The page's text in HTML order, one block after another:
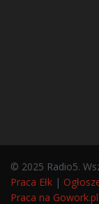
© 2025 Radio5.
Praca Ełk |
Praca na Gowork.pl